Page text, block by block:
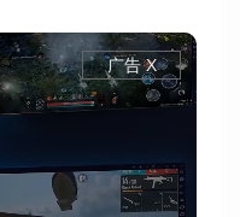
广告 X